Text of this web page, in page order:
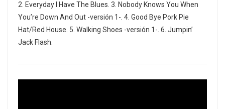
2. Everyday I Have The Blues. 3. Nobody Knows You When
You’re Down And Out -versión 1-. 4. Good Bye Pork Pie
Hat/Red House. 5. Walking Shoes -versión 1-. 6. Jumpin’
Jack Flash.